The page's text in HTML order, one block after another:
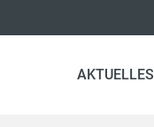
AKTUELLES